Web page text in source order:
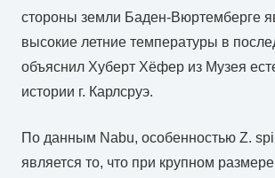
стороны земли Баден-Вюртемберге
высокие летние температуры в
объяснил Хуберт Хёфер из Музея
истории г. Карлсруэ.
По данным Nabu, особенностью Z.
является то, что при крупном размере